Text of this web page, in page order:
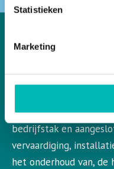
Statistieken
Marketing
VLR in het kort
VLR is de
roltrappen. VLR
bedrijfstak en
vervaardiging,
het onderhoud van, de